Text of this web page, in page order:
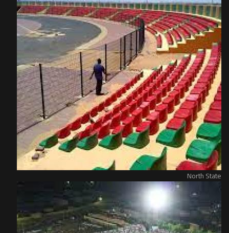
North State